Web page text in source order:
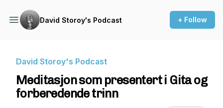
David Storoy's Podcast + Follow
David Storoy's Podcast
Meditasjon som presentert i Gita og
forberedende trinn